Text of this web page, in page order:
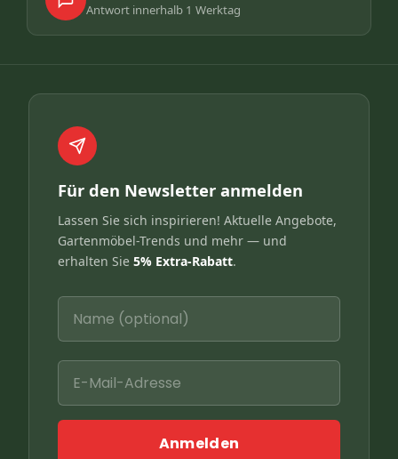
Antwort innerhalb 1 Werktag
Für den Newsletter anmelden
Lassen Sie sich inspirieren! Aktuelle Angebote,
Gartenmöbel-Trends und mehr — und
erhalten Sie 5% Extra-Rabatt.
Anmelden